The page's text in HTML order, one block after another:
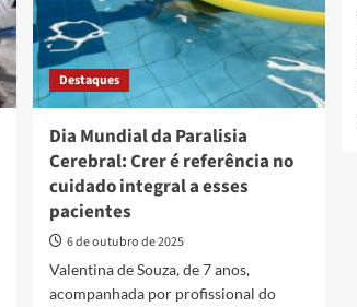
Destaques
Dia Mundial da Paralisia
Cerebral: Crer é referência no
cuidado integral a esses
pacientes
6 de outubro de 2025
Valentina de Souza, de 7 anos,
acompanhada por profissional do